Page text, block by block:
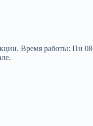
Время работы: Пн